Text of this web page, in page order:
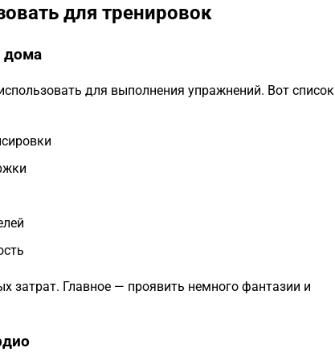
для тренировок
дома
для выполнения упражнений. Вот список
затрат. Главное — проявить немного фантазии и